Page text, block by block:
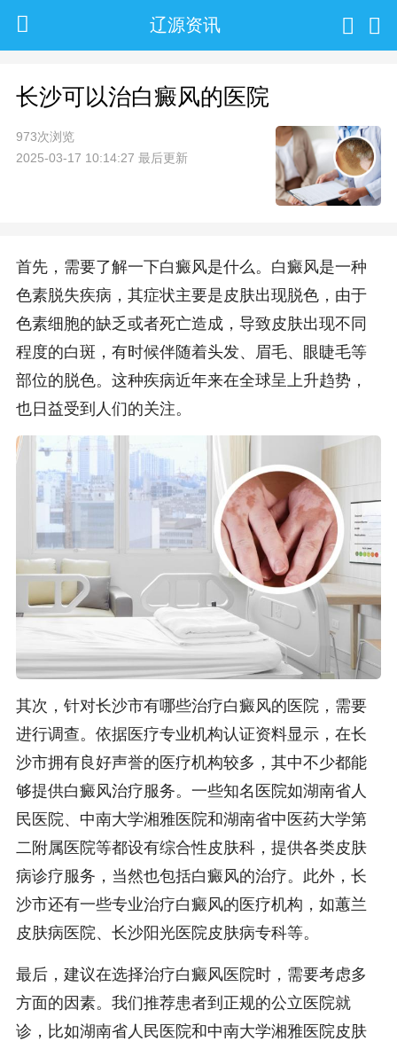
辽源资讯
长沙可以治白癜风的医院
973次浏览
2025-03-17 10:14:27 最后更新
首先，需要了解一下白癜风是什么。白癜风是一种
色素脱失疾病，其症状主要是皮肤出现脱色，由于
色素细胞的缺乏或者死亡造成，导致皮肤出现不同
程度的白斑，有时候伴随着头发、眉毛、眼睫毛等
部位的脱色。这种疾病近年来在全球呈上升趋势，
也日益受到人们的关注。
其次，针对长沙市有哪些治疗白癜风的医院，需要
进行调查。依据医疗专业机构认证资料显示，在长
沙市拥有良好声誉的医疗机构较多，其中不少都能
够提供白癜风治疗服务。一些知名医院如湖南省人
民医院、中南大学湘雅医院和湖南省中医药大学第
二附属医院等都设有综合性皮肤科，提供各类皮肤
病诊疗服务，当然也包括白癜风的治疗。此外，长
沙市还有一些专业治疗白癜风的医疗机构，如蕙兰
皮肤病医院、长沙阳光医院皮肤病专科等。
最后，建议在选择治疗白癜风医院时，需要考虑多
方面的因素。我们推荐患者到正规的公立医院就
诊，比如湖南省人民医院和中南大学湘雅医院皮肤